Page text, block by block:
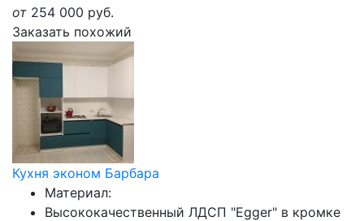
от 254 000 руб.
Заказать похожий
Кухня эконом Барбара
Материал:
Высококачественный ЛДСП "Egger" в кромке